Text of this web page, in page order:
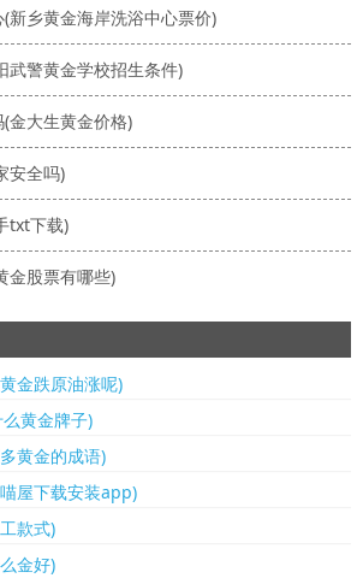
新乡黄金海岸洗浴中心票价)
武警黄金学校招生条件)
金大生黄金价格)
安全吗)
txt下载)
金股票有哪些)
金跌原油涨呢)
黄金牌子)
黄金的成语)
屋下载安装app)
款式)
金好)